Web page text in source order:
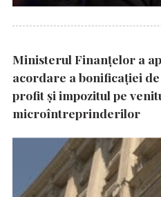
Ministerul Finanțelor a
acordare a bonificației de
profit și impozitul pe
microîntreprinderilor